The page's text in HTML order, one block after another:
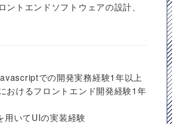
ントエンドソフトウェアの設計、
での開発実務経験1年以上
おけるフロントエンド開発経験1年
用いてUIの実装経験